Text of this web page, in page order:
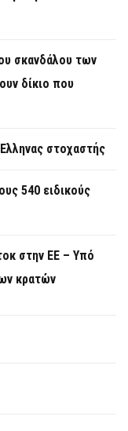
σκανδάλου των
δίκιο που
στοχαστής
540 ειδικούς
στην ΕΕ – Υπό
κρατών